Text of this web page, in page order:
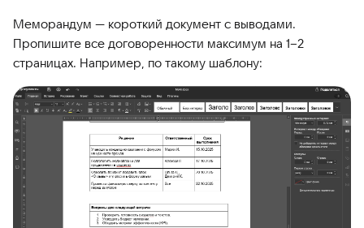
Меморандум — короткий документ с выводами.
Пропишите все договоренности максимум на 1–2
страницах. Например, по такому шаблону: